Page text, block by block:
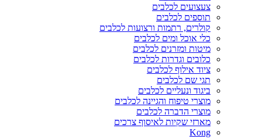
צעצועים לכלבים
תוספים לכלבים
קולרים, רתמות ורצועות לכלבים
כלי אוכל ומים לכלבים
מיטות ומזרנים לכלבים
כלובים וגדרות לכלבים
ציוד אילוף לכלבים
תגי שם לכלבים
ביגוד ונעליים לכלבים
מוצרי טיפוח והגיינה לכלבים
מוצרי הדברה לכלבים
מארזי שקיות לאיסוף צרכים
Kong